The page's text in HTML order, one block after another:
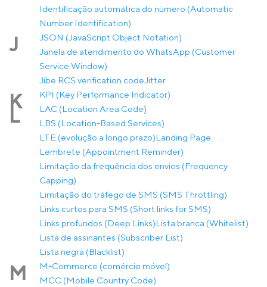
Identificação automática do número (Automatic
Number Identification)
J
JSON (JavaScript Object Notation)
Janela de atendimento do WhatsApp (Customer
Service Window)
Jibe RCS verification codeJitter
K KPI (Key Performance Indicator)
L
LAC (Location Area Code)
LBS (Location-Based Services)
LTE (evolução a longo prazo)Landing Page
Lembrete (Appointment Reminder)
Limitação da frequência dos envios (Frequency
Capping)
Limitação do tráfego de SMS (SMS Throttling)
Links curtos para SMS (Short links for SMS)
Links profundos (Deep Links)Lista branca (Whitelist)
Lista de assinantes (Subscriber List)
Lista negra (Blacklist)
M
M-Commerce (comércio móvel)
MCC (Mobile Country Code)